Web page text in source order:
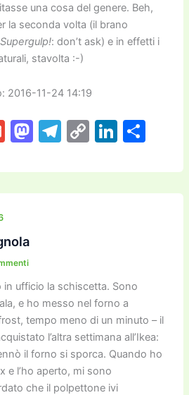
una cosa del genere. Beh,
la seconda volta (il brano
Supergulp!: don’t ask) e in effetti i
stavolta :-)
2016-11-24 14:19
G
ai
l
M
st
o
T
e
gr
C
p
y
Li
k
e
C
n
di
ufficio la schiscetta. Sono
e ho messo nel forno a
tempo meno di un minuto – il
l’altra settimana all’Ikea:
il forno si sporca. Quando ho
e l’ho aperto, mi sono
che il polpettone ivi